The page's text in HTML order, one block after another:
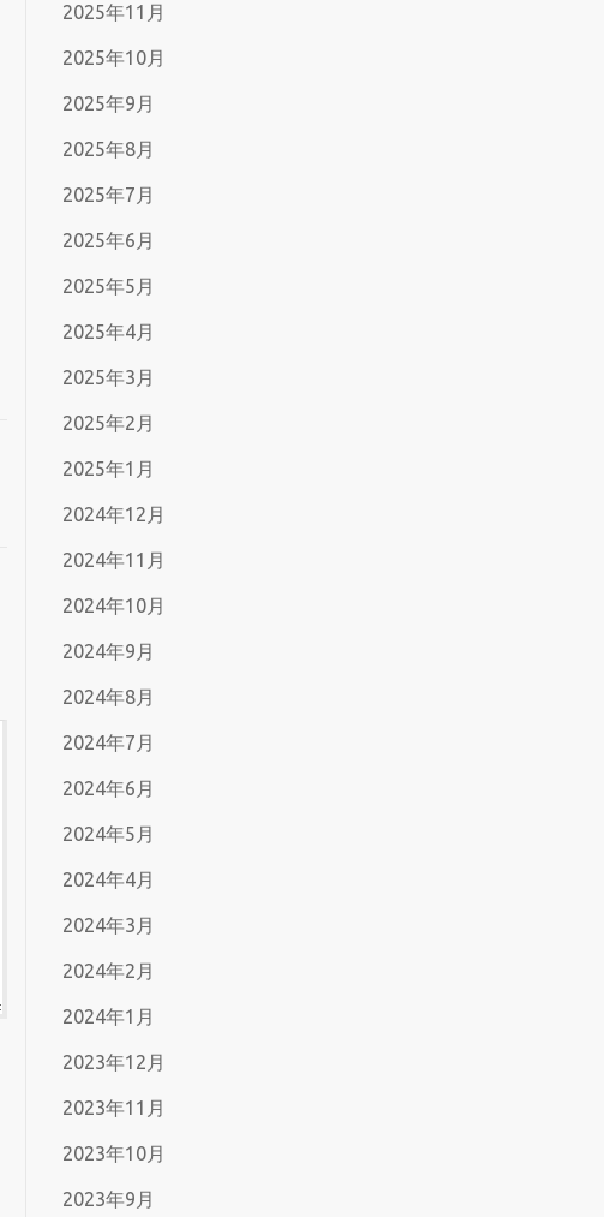
2025年11月
2025年10月
2025年9月
2025年8月
2025年7月
2025年6月
2025年5月
2025年4月
2025年3月
2025年2月
2025年1月
2024年12月
2024年11月
2024年10月
2024年9月
2024年8月
2024年7月
2024年6月
2024年5月
2024年4月
2024年3月
2024年2月
2024年1月
2023年12月
2023年11月
2023年10月
2023年9月